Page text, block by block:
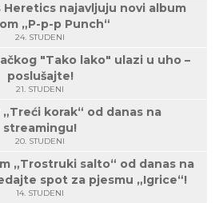
Heretics najavljuju novi album
„P-p-p Punch“
24. STUDENI
"Tako lako" ulazi u uho –
poslušajte!
21. STUDENI
korak“ od danas na
streamingu!
20. STUDENI
„Trostruki salto“ od danas na
spot za pjesmu „Igrice“!
14. STUDENI